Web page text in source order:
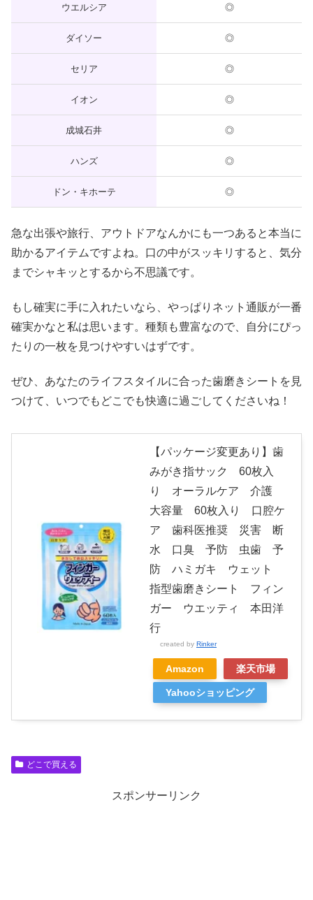
ウエルシア ◎
ダイソー ◎
セリア ◎
イオン ◎
成城石井 ◎
ハンズ ◎
ドン・キホーテ ◎
急な出張や旅行、アウトドアなんかにも一つあると本当に
助かるアイテムですよね。口の中がスッキリすると、気分
までシャキッとするから不思議です。
もし確実に手に入れたいなら、やっぱりネット通販が一番
確実かなと私は思います。種類も豊富なので、自分にぴっ
たりの一枚を見つけやすいはずです。
ぜひ、あなたのライフスタイルに合った歯磨きシートを見
つけて、いつでもどこでも快適に過ごしてくださいね！
【パッケージ変更あり】歯
みがき指サック 60枚入
り オーラルケア 介護
大容量 60枚入り 口腔ケ
ア 歯科医推奨 災害 断
水 口臭 予防 虫歯 予
防 ハミガキ ウェット
指型歯磨きシート フィン
ガー ウエッティ 本田洋
行
created by Rinker
Amazon 楽天市場
Yahooショッピング
どこで買える
スポンサーリンク